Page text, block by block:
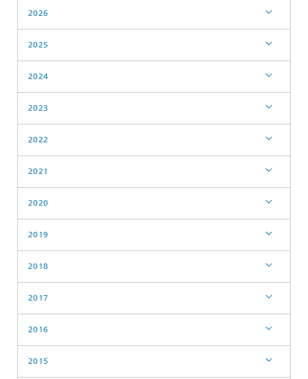
2026
2025
2024
2023
2022
2021
2020
2019
2018
2017
2016
2015